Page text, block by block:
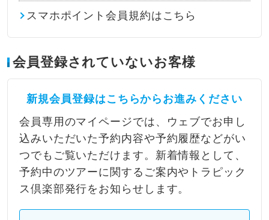
スマホポイント会員規約はこちら
会員登録されていないお客様
新規会員登録はこちらからお進みください
会員専用のマイページでは、ウェブでお申し
込みいただいた予約内容や予約履歴などがい
つでもご覧いただけます。新着情報として、
予約中のツアーに関するご案内やトラピック
ス倶楽部発行をお知らせします。